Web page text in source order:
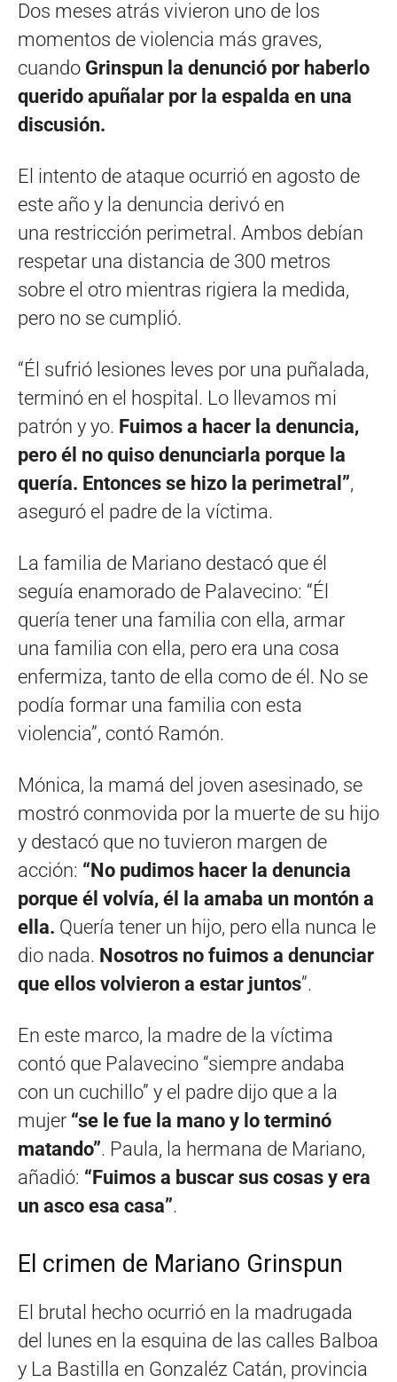
Dos meses atrás vivieron uno de los
momentos de violencia más graves,
cuando Grinspun la denunció por haberlo
querido apuñalar por la espalda en una
discusión.
El intento de ataque ocurrió en agosto de
este año y la denuncia derivó en
una restricción perimetral. Ambos debían
respetar una distancia de 300 metros
sobre el otro mientras rigiera la medida,
pero no se cumplió.
“Él sufrió lesiones leves por una puñalada,
terminó en el hospital. Lo llevamos mi
patrón y yo. Fuimos a hacer la denuncia,
pero él no quiso denunciarla porque la
quería. Entonces se hizo la perimetral”,
aseguró el padre de la víctima.
La familia de Mariano destacó que él
seguía enamorado de Palavecino: “Él
quería tener una familia con ella, armar
una familia con ella, pero era una cosa
enfermiza, tanto de ella como de él. No se
podía formar una familia con esta
violencia”, contó Ramón.
Mónica, la mamá del joven asesinado, se
mostró conmovida por la muerte de su hijo
y destacó que no tuvieron margen de
acción: “No pudimos hacer la denuncia
porque él volvía, él la amaba un montón a
ella. Quería tener un hijo, pero ella nunca le
dio nada. Nosotros no fuimos a denunciar
que ellos volvieron a estar juntos”.
En este marco, la madre de la víctima
contó que Palavecino “siempre andaba
con un cuchillo” y el padre dijo que a la
mujer “se le fue la mano y lo terminó
matando”. Paula, la hermana de Mariano,
añadió: “Fuimos a buscar sus cosas y era
un asco esa casa”.
El crimen de Mariano Grinspun
El brutal hecho ocurrió en la madrugada
del lunes en la esquina de las calles Balboa
y La Bastilla en Gonzaléz Catán, provincia